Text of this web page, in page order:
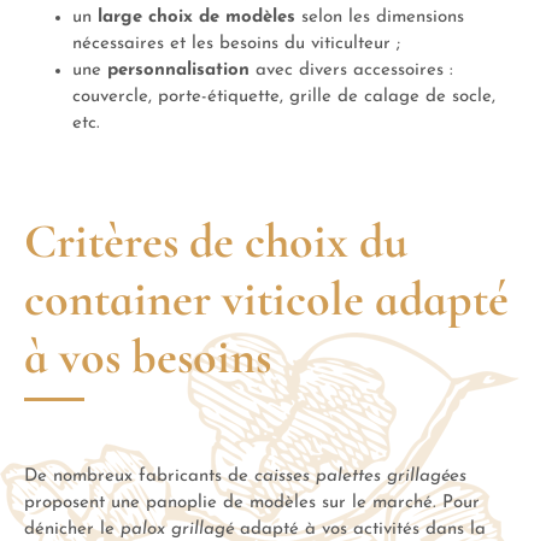
un large choix de modèles selon les dimensions
nécessaires et les besoins du viticulteur ;
une personnalisation avec divers accessoires :
couvercle, porte-étiquette, grille de calage de socle,
etc.
Critères de choix du
container viticole adapté
à vos besoins
De nombreux fabricants decaisses palettes grillagées
proposent une panoplie de modèles sur le marché. Pour
dénicher lepalox grillagéadapté à vos activités dans la